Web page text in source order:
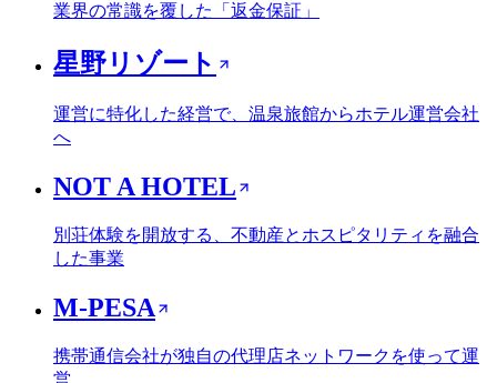
業界の常識を覆した「返金保証」
星野リゾート
運営に特化した経営で、温泉旅館からホテル運営会社
へ
NOT A HOTEL
別荘体験を開放する、不動産とホスピタリティを融合
した事業
M-PESA
携帯通信会社が独自の代理店ネットワークを使って運
営